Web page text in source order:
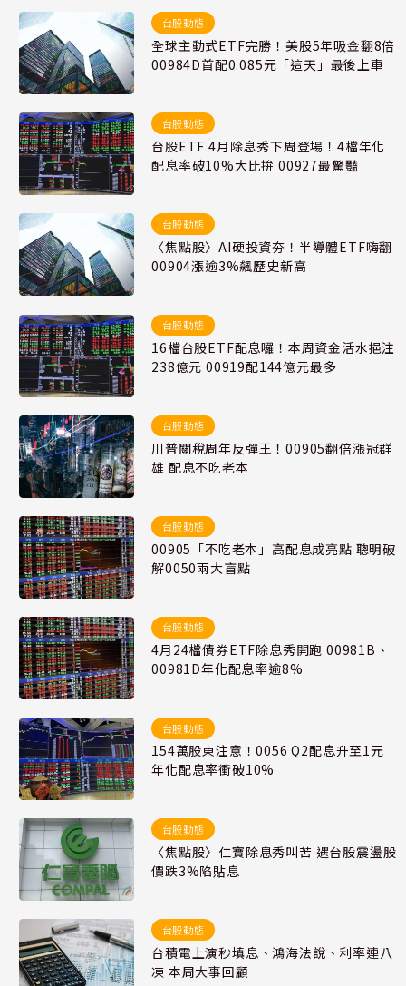
台股動態
全球主動式ETF完勝！美股5年吸金翻8倍
00984D首配0.085元「這天」最後上車
台股動態
台股ETF 4月除息秀下周登場！4檔年化
配息率破10%大比拚 00927最驚豔
台股動態
〈焦點股〉AI硬投資夯！半導體ETF嗨翻
00904漲逾3%飆歷史新高
台股動態
16檔台股ETF配息囉！本周資金活水挹注
238億元 00919配144億元最多
台股動態
川普關稅周年反彈王！00905翻倍漲冠群
雄 配息不吃老本
台股動態
00905「不吃老本」高配息成亮點 聰明破
解0050兩大盲點
台股動態
4月24檔債券ETF除息秀開跑 00981B、
00981D年化配息率逾8%
台股動態
154萬股東注意！0056 Q2配息升至1元
年化配息率衝破10%
台股動態
〈焦點股〉仁寶除息秀叫苦 遇台股震盪股
價跌3%陷貼息
台股動態
台積電上演秒填息、鴻海法說、利率連八
凍 本周大事回顧